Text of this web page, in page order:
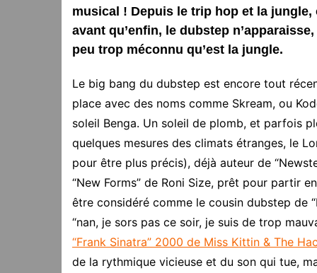
musical ! Depuis le trip hop et la
avant qu’enfin, le dubstep
peu trop méconnu qu’est la jungle.
Le big bang du dubstep est encore tout
place avec des noms comme Skream, ou
soleil Benga. Un soleil de plomb, et parfois
quelques mesures des climats étranges, le
pour être plus précis), déjà auteur de
“New Forms” de Roni Size, prêt pour partir
être considéré comme le cousin dubstep de
“nan, je sors pas ce soir, je suis de trop
“Frank Sinatra” 2000 de Miss Kittin & The
de la rythmique vicieuse et du son qui tue,